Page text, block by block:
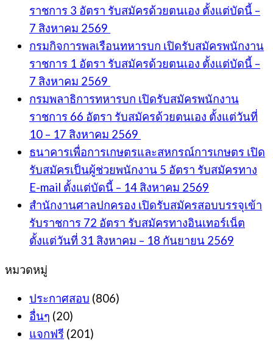
ราชการ 3 อัตรา รับสมัครด้วยตนเอง ตั้งแต่บัดนี้ –
7 สิงหาคม 2569
กรมกิจการพลเรือนทหารบก เปิดรับสมัครพนักงาน
ราชการ 1 อัตรา รับสมัครด้วยตนเอง ตั้งแต่บัดนี้ –
7 สิงหาคม 2569
กรมพลาธิการทหารบก เปิดรับสมัครพนักงาน
ราชการ 66 อัตรา รับสมัครด้วยตนเอง ตั้งแต่วันที่
10 – 17 สิงหาคม 2569
ธนาคารเพื่อการเกษตรและสหกรณ์การเกษตร เปิด
รับสมัครเป็นผู้ช่วยพนักงาน 5 อัตรา รับสมัครทาง
E-mail ตั้งแต่บัดนี้ – 14 สิงหาคม 2569
สำนักงานศาลปกครอง เปิดรับสมัครสอบบรรจุเข้า
รับราชการ 72 อัตรา รับสมัครทางอินเทอร์เน็ต
ตั้งแต่วันที่ 31 สิงหาคม – 18 กันยายน 2569
หมวดหมู่
ประกาศสอบ (806)
อื่นๆ (20)
แจกฟรี (201)